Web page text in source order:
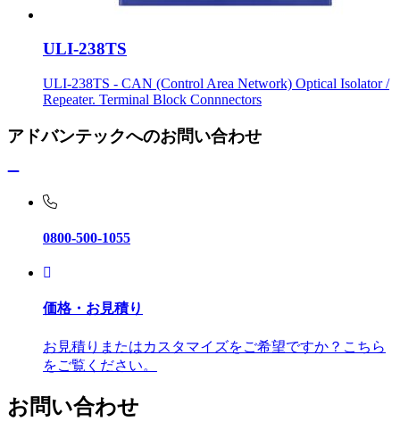
ULI-238TS
ULI-238TS - CAN (Control Area Network) Optical Isolator /
Repeater. Terminal Block Connnectors
アドバンテックへのお問い合わせ
0800-500-1055
価格・お見積り
お見積りまたはカスタマイズをご希望ですか？こちら
をご覧ください。
お問い合わせ